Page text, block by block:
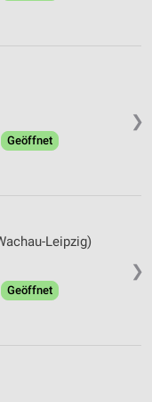
❯
Geöffnet
❯
Leipzig)
Geöffnet